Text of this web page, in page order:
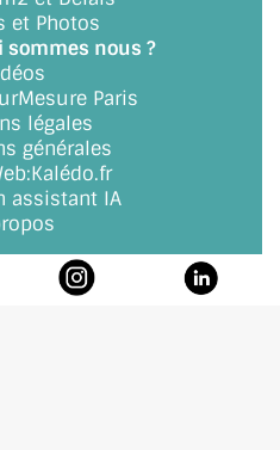
et Photos
sommes nous ?
Paris
légales
générales
:Kalédo.fr
assistant IA